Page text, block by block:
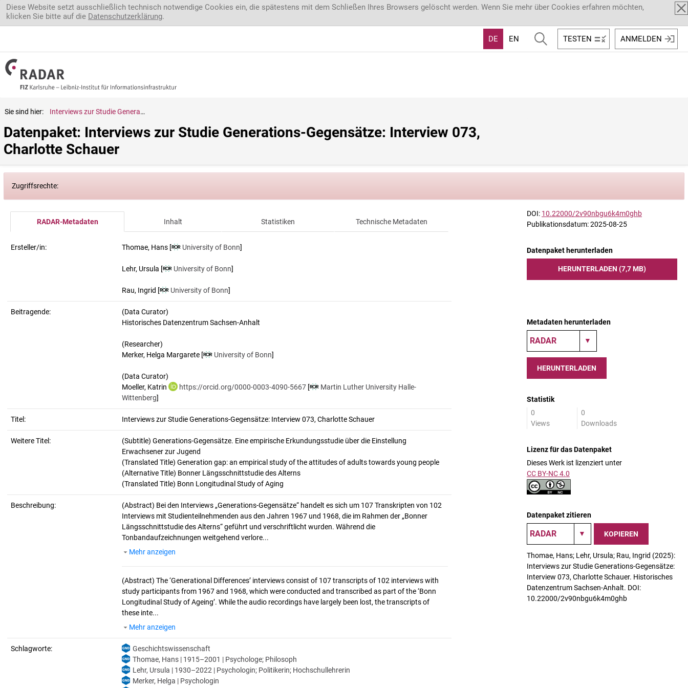
Direkt zum Inhalt
Diese Website setzt ausschließlich technisch notwendige Cookies ein, die spätestens mit dem Schließen Ihres Browsers gelöscht werden. Wenn Sie mehr über Cookies erfahren möchten,
klicken Sie bitte auf die Datenschutzerklärung.
DE EN TESTEN ANMELDEN
Sie sind hier: Interviews zur Studie Generations-Gegensätze: Interview 073, Charlotte Schauer
Datenpaket: Interviews zur Studie Generations-Gegensätze: Interview 073,
Charlotte Schauer
Zugriffsrechte:
RADAR-Metadaten Inhalt Statistiken Technische Metadaten
Ersteller/in: Thomae, Hans [ University of Bonn]
Lehr, Ursula [ University of Bonn]
Rau, Ingrid [ University of Bonn]
Beitragende:
(Data Curator)
Historisches Datenzentrum Sachsen-Anhalt
(Researcher)
Merker, Helga Margarete [
University of Bonn]
(Data Curator)
Moeller, Katrin
https://orcid.org/0000-0003-4090-5667 [
Martin Luther University Halle-
Wittenberg]
Titel: Interviews zur Studie Generations-Gegensätze: Interview 073, Charlotte Schauer
Weitere Titel:
(Subtitle) Generations-Gegensätze. Eine empirische Erkundungsstudie über die Einstellung
Erwachsener zur Jugend
(Translated Title) Generation gap: an empirical study of the attitudes of adults towards young people
(Alternative Title) Bonner Längsschnittstudie des Alterns
(Translated Title) Bonn Longitudinal Study of Aging
Beschreibung: (Abstract) Bei den Interviews „Generations-Gegensätze“ handelt es sich um 107 Transkripten von 102
Interviews mit Studienteilnehmenden aus den Jahren 1967 und 1968, die im Rahmen der „Bonner
Längsschnittstudie des Alterns“ geführt und verschriftlicht wurden. Während die
Tonbandaufzeichnungen weitgehend verlore...
Mehr anzeigen
(Abstract) The ‘Generational Differences’ interviews consist of 107 transcripts of 102 interviews with
study participants from 1967 and 1968, which were conducted and transcribed as part of the ‘Bonn
Longitudinal Study of Ageing’. While the audio recordings have largely been lost, the transcripts of
these inte...
Mehr anzeigen
Schlagworte:
Geschichtswissenschaft
Thomae, Hans | 1915–2001 | Psychologe; Philosoph
Lehr, Ursula | 1930–2022 | Psychologin; Politikerin; Hochschullehrerin
Merker, Helga | Psychologin
DOI: 10.22000/2v90nbgu6k4m0ghb
Publikationsdatum: 2025-08-25
Datenpaket herunterladen
HERUNTERLADEN (7,7 MB)
Metadaten herunterladen
HERUNTERLADEN
Statistik
0
Views
0
Downloads
Lizenz für das Datenpaket
Dieses Werk ist lizenziert unter
CC BY-NC 4.0
Datenpaket zitieren
KOPIEREN
Thomae, Hans; Lehr, Ursula; Rau, Ingrid (2025):
Interviews zur Studie Generations-Gegensätze:
Interview 073, Charlotte Schauer. Historisches
Datenzentrum Sachsen-Anhalt. DOI:
10.22000/2v90nbgu6k4m0ghb